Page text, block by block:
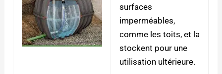
surfaces
imperméables,
comme les toits, et la
stockent pour une
utilisation ultérieure.